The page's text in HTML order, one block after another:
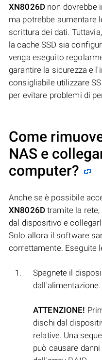
XN8026Dnon dovrebbe
ma potrebbe aumentare
scrittura dei dati.
la cache SSD sia
venga eseguito
garantire la sicurezza e
consigliabile utilizzare
per evitare problemi di
Come
NAS e
computer?
Anche se è possibile
XN8026Dtramite la rete,
dal dispositivo e
Solo allora il software
correttamente. Eseguite
Spegnete il
dall'alimentazione.
ATTENZIONE!
dischi dal
relative. Una
può causare